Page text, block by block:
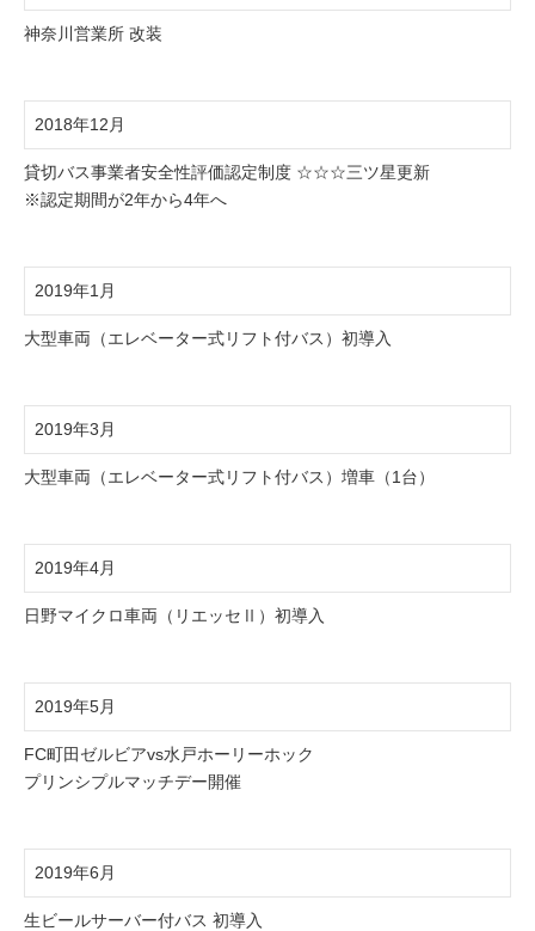
神奈川営業所 改装
2018年12月
貸切バス事業者安全性評価認定制度 ☆☆☆三ツ星更新
※認定期間が2年から4年へ
2019年1月
大型車両（エレベーター式リフト付バス）初導入
2019年3月
大型車両（エレベーター式リフト付バス）増車（1台）
2019年4月
日野マイクロ車両（リエッセⅡ）初導入
2019年5月
FC町田ゼルビアvs水戸ホーリーホック
プリンシプルマッチデー開催
2019年6月
生ビールサーバー付バス 初導入